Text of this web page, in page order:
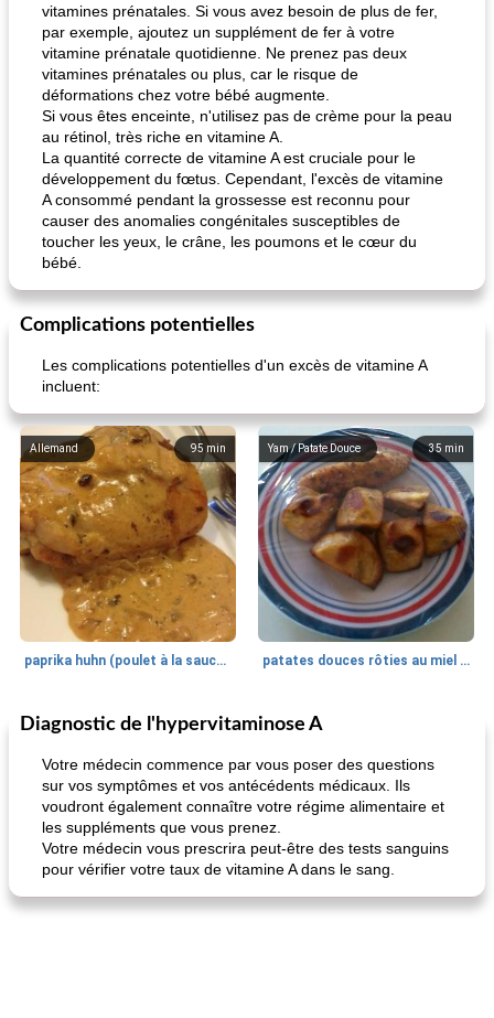
vitamines prénatales. Si vous avez besoin de plus de fer,
par exemple, ajoutez un supplément de fer à votre
vitamine prénatale quotidienne. Ne prenez pas deux
vitamines prénatales ou plus, car le risque de
déformations chez votre bébé augmente.
Si vous êtes enceinte, n'utilisez pas de crème pour la peau
au rétinol, très riche en vitamine A.
La quantité correcte de vitamine A est cruciale pour le
développement du fœtus. Cependant, l'excès de vitamine
A consommé pendant la grossesse est reconnu pour
causer des anomalies congénitales susceptibles de
toucher les yeux, le crâne, les poumons et le cœur du
bébé.
Complications potentielles
Les complications potentielles d'un excès de vitamine A
incluent:
95 min
Allemand
paprika huhn (poulet à la sauce paprika).
35 min
Yam / Patate Douce
patates douces rôties au miel / kumara
25min
Petit déjeuner et brunch Viande et volaille
Diagnostic de l'hypervitaminose A
Votre médecin commence par vous poser des questions
sur vos symptômes et vos antécédents médicaux. Ils
voudront également connaître votre régime alimentaire et
les suppléments que vous prenez.
Votre médecin vous prescrira peut-être des tests sanguins
pour vérifier votre taux de vitamine A dans le sang.